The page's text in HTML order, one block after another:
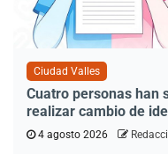
Ciudad Valles
Cuatro personas han
realizar cambio de
4 agosto 2026